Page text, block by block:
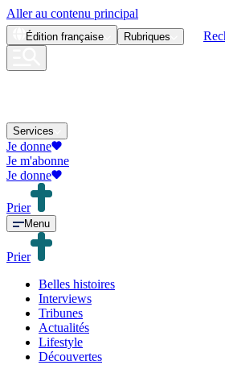
Aller au contenu principal
Édition française Rubriques
Services
Je donne
Je m'abonne
Je donne
Prier
Menu
Prier
Belles histoires
Interviews
Tribunes
Actualités
Lifestyle
Découvertes